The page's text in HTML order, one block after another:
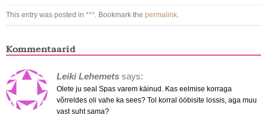
This entry was posted in ***. Bookmark the permalink.
Kommentaarid
Leiki Lehemets says:
Olete ju seal Spas varem käinud. Kas eelmise korraga
võrreldes oli vahe ka sees? Tol korral ööbisite lossis, aga muu
vast suht sama?